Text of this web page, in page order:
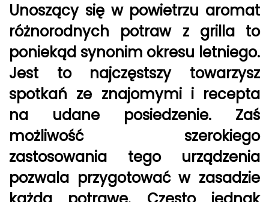
Unoszący się w powietrzu aromat
różnorodnych potraw z grilla to
poniekąd synonim okresu letniego.
Jest to najczęstszy towarzysz
spotkań ze znajomymi i recepta
na udane posiedzenie. Zaś
możliwość szerokiego
zastosowania tego urządzenia
pozwala przygotować w zasadzie